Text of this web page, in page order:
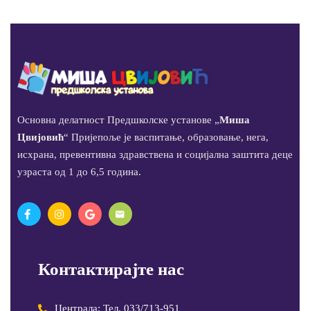
Основна делатност Предшколске установе „Миша
Цвијовић“ Пријепоље је васпитање, образовање, нега,
исхрана, превентивна здравствена и социјална заштита деце
узраста од 1 до 6,5 година.
Контактирајте нас
Централа: Тел. 033/713-951